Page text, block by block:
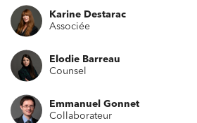
Karine Destarac
Associée
Elodie Barreau
Counsel
Emmanuel Gonnet
Collaborateur
Media et édition
Entreprises du numérique
Mobilité et transport